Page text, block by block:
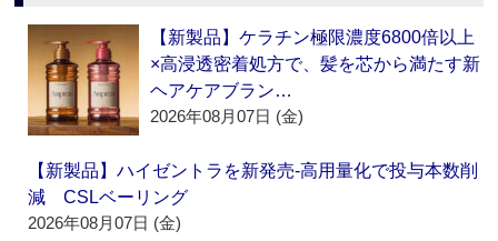
【新製品】ケラチン極限濃度6800倍以上
×高浸透密着処方で、髪を芯から満たす新
ヘアケアブラン…
2026年08月07日 (金)
【新製品】ハイゼントラを新発売‐高用量化で投与本数削
減 CSLベーリング
2026年08月07日 (金)